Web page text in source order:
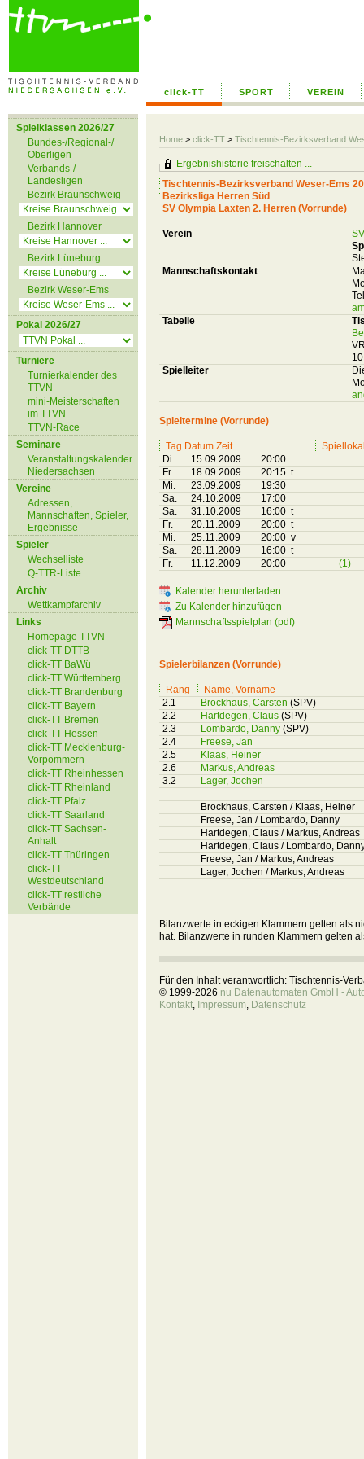
click-TT SPORT VEREIN
Home > click-TT > Tischtennis-Bezirksverband
Spielklassen 2026/27
Bundes-/Regional-/
Oberligen
Verbands-/
Landesligen
Bezirk Braunschweig
Bezirk Hannover
Bezirk Lüneburg
Bezirk Weser-Ems
Pokal 2026/27
Turniere
Turnierkalender des
TTVN
mini-Meisterschaften
im TTVN
TTVN-Race
Seminare
Veranstaltungskalender
Niedersachsen
Vereine
Adressen,
Mannschaften, Spieler,
Ergebnisse
Spieler
Wechselliste
Q-TTR-Liste
Archiv
Wettkampfarchiv
Links
Homepage TTVN
click-TT DTTB
click-TT BaWü
click-TT Württemberg
click-TT Brandenburg
click-TT Bayern
click-TT Bremen
click-TT Hessen
click-TT Mecklenburg-
Vorpommern
click-TT Rheinhessen
click-TT Rheinland
click-TT Pfalz
click-TT Saarland
click-TT Sachsen-
Anhalt
click-TT Thüringen
click-TT
Westdeutschland
click-TT restliche
Verbände
Ergebnishistorie freischalten ...
Tischtennis-Bezirksverband Weser-Ems
Bezirksliga Herren Süd
SV Olympia Laxten 2. Herren (Vorrunde)
Verein
Mannschaftskontakt
Tabelle
Spielleiter
Spieltermine (Vorrunde)
Tag Datum Zeit
Di.
15.09.2009
20:00
Fr.
18.09.2009
20:15 t
Mi.
23.09.2009
19:30
Sa.
24.10.2009
17:00
Sa.
31.10.2009
16:00 t
Fr.
20.11.2009
20:00 t
Mi.
25.11.2009
20:00 v
Sa.
28.11.2009
16:00 t
Fr.
11.12.2009 20:00 (1)
Kalender herunterladen
Zu Kalender hinzufügen
Mannschaftsspielplan (pdf)
Spielerbilanzen (Vorrunde)
Rang
Name, Vorname
2.1
Brockhaus, Carsten (SPV)
2.2
Hartdegen, Claus (SPV)
2.3
Lombardo, Danny (SPV)
2.4
Freese, Jan
2.5
Klaas, Heiner
2.6
Markus, Andreas
3.2
Lager, Jochen
Brockhaus, Carsten / Klaas, Heiner
Freese, Jan / Lombardo, Danny
Hartdegen, Claus / Markus, Andreas
Hartdegen, Claus / Lombardo,
Freese, Jan / Markus, Andreas
Lager, Jochen / Markus, Andreas
Bilanzwerte in eckigen Klammern gelten als
hat. Bilanzwerte in runden Klammern gelten
Für den Inhalt verantwortlich: Tischtennis-
© 1999-2026 nu Datenautomaten GmbH -
Kontakt, Impressum, Datenschutz